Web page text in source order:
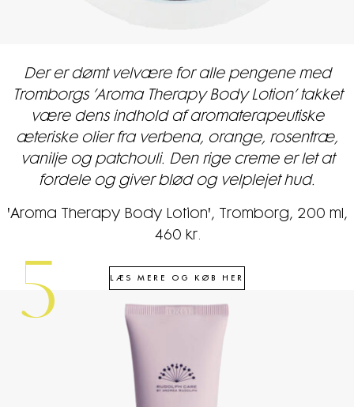
Der er dømt velvære for alle pengene med
Tromborgs ’Aroma Therapy Body Lotion’ takket
være dens indhold af aromaterapeutiske
æteriske olier fra verbena, orange, rosentræ,
vanilje og patchouli. Den rige creme er let at
fordele og giver blød og velplejet hud.
'Aroma Therapy Body Lotion', Tromborg, 200 ml,
460 kr.
LÆS MERE OG KØB HER
5